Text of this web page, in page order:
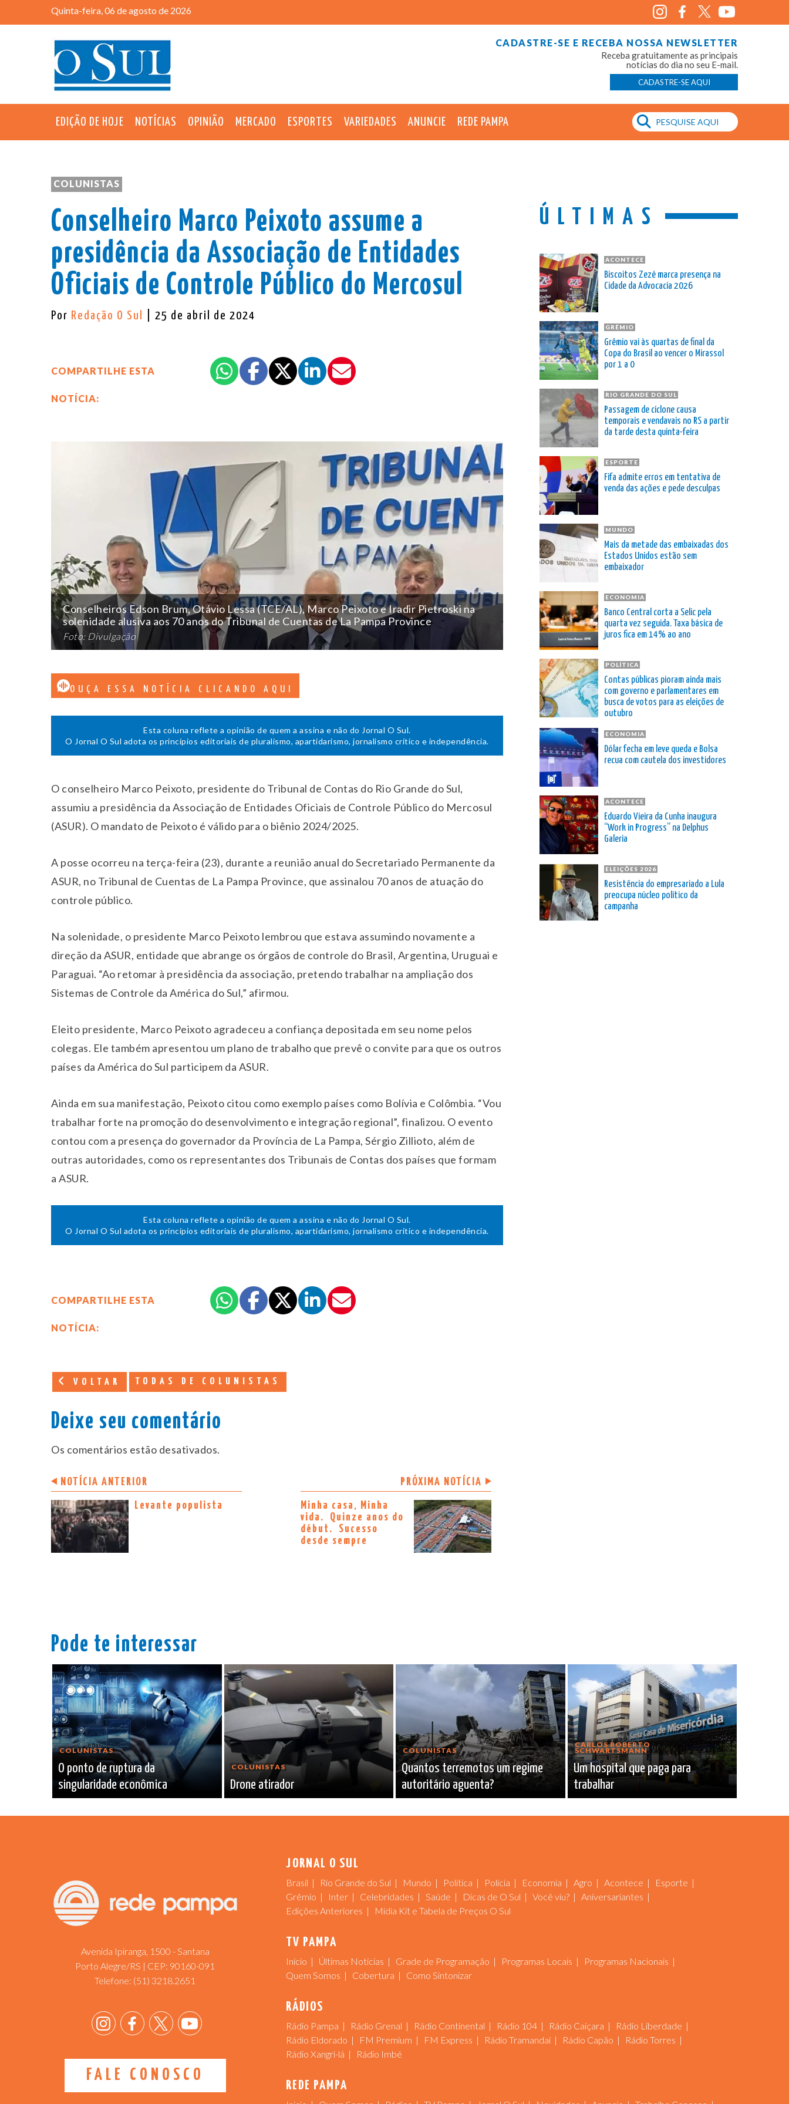
Quinta-feira, 06 de agosto de 2026
CADASTRE-SE E RECEBA NOSSA NEWSLETTER
Receba gratuitamente as principais
notícias do dia no seu E-mail.
CADASTRE-SE AQUI
EDIÇÃO DE HOJE NOTÍCIAS OPINIÃO MERCADO ESPORTES VARIEDADES ANUNCIE REDE PAMPA
COLUNISTAS
Conselheiro Marco Peixoto assume a
presidência da Associação de Entidades
Oficiais de Controle Público do Mercosul
Por Redação O Sul | 25 de abril de 2024
COMPARTILHE ESTA
NOTÍCIA:
Conselheiros Edson Brum, Otávio Lessa (TCE/AL), Marco Peixoto e Iradir Pietroski na
solenidade alusiva aos 70 anos do Tribunal de Cuentas de La Pampa Province
Foto: Divulgação
OUÇA ESSA NOTÍCIA CLICANDO AQUI
Esta coluna reflete a opinião de quem a assina e não do Jornal O Sul.
O Jornal O Sul adota os princípios editoriais de pluralismo, apartidarismo, jornalismo crítico e independência.
O conselheiro Marco Peixoto, presidente do Tribunal de Contas do Rio Grande do Sul,
assumiu a presidência da Associação de Entidades Oficiais de Controle Público do Mercosul
(ASUR). O mandato de Peixoto é válido para o biênio 2024/2025.
A posse ocorreu na terça-feira (23), durante a reunião anual do Secretariado Permanente da
ASUR, no Tribunal de Cuentas de La Pampa Province, que assinalou 70 anos de atuação do
controle público.
Na solenidade, o presidente Marco Peixoto lembrou que estava assumindo novamente a
direção da ASUR, entidade que abrange os órgãos de controle do Brasil, Argentina, Uruguai e
Paraguai. “Ao retomar à presidência da associação, pretendo trabalhar na ampliação dos
Sistemas de Controle da América do Sul,” afirmou.
Eleito presidente, Marco Peixoto agradeceu a confiança depositada em seu nome pelos
colegas. Ele também apresentou um plano de trabalho que prevê o convite para que os outros
países da América do Sul participem da ASUR.
Ainda em sua manifestação, Peixoto citou como exemplo países como Bolívia e Colômbia. “Vou
trabalhar forte na promoção do desenvolvimento e integração regional”, finalizou. O evento
contou com a presença do governador da Província de La Pampa, Sérgio Zillioto, além de
outras autoridades, como os representantes dos Tribunais de Contas dos países que formam
a ASUR.
Esta coluna reflete a opinião de quem a assina e não do Jornal O Sul.
O Jornal O Sul adota os princípios editoriais de pluralismo, apartidarismo, jornalismo crítico e independência.
COMPARTILHE ESTA
NOTÍCIA:
VOLTAR TODAS DE COLUNISTAS
Deixe seu comentário
Os comentários estão desativados.
NOTÍCIA ANTERIOR
Levante populista
PRÓXIMA NOTÍCIA
Minha casa, Minha
vida. Quinze anos do
début. Sucesso
desde sempre
ÚLTIMAS
ACONTECE
Biscoitos Zezé marca presença na
Cidade da Advocacia 2026
GRÊMIO
Grêmio vai às quartas de final da
Copa do Brasil ao vencer o Mirassol
por 1 a 0
RIO GRANDE DO SUL
Passagem de ciclone causa
temporais e vendavais no RS a partir
da tarde desta quinta-feira
ESPORTE
Fifa admite erros em tentativa de
venda das ações e pede desculpas
MUNDO
Mais da metade das embaixadas dos
Estados Unidos estão sem
embaixador
ECONOMIA
Banco Central corta a Selic pela
quarta vez seguida. Taxa básica de
juros fica em 14% ao ano
POLÍTICA
Contas públicas pioram ainda mais
com governo e parlamentares em
busca de votos para as eleições de
outubro
ECONOMIA
Dólar fecha em leve queda e Bolsa
recua com cautela dos investidores
ACONTECE
Eduardo Vieira da Cunha inaugura
“Work in Progress” na Delphus
Galeria
ELEIÇÕES 2026
Resistência do empresariado a Lula
preocupa núcleo político da
campanha
Pode te interessar
COLUNISTAS
O ponto de ruptura da
singularidade econômica
COLUNISTAS
Drone atirador
COLUNISTAS
Quantos terremotos um regime
autoritário aguenta?
CARLOS ROBERTO
SCHWARTSMANN
Um hospital que paga para
trabalhar
Avenida Ipiranga, 1500 - Santana
Porto Alegre/RS | CEP: 90160-091
Telefone: (51) 3218.2651
FALE CONOSCO
JORNAL O SUL
Brasil Rio Grande do Sul Mundo Política Polícia Economia Agro Acontece
Esporte
Grêmio
Inter Celebridades Saúde Dicas de O Sul Você viu?
Aniversariantes
Edições Anteriores
Mídia Kit e Tabela de Preços O Sul
TV PAMPA
Início Últimas Notícias Grade de Programação Programas Locais
Programas Nacionais
Quem Somos
Cobertura Como Sintonizar
RÁDIOS
Rádio Pampa Rádio Grenal Rádio Continental Rádio 104 Rádio Caiçara
Rádio Liberdade
Rádio Eldorado
FM Premium FM Express Rádio Tramandaí Rádio Capão
Rádio Torres
Rádio Xangri-lá
Rádio Imbé
REDE PAMPA